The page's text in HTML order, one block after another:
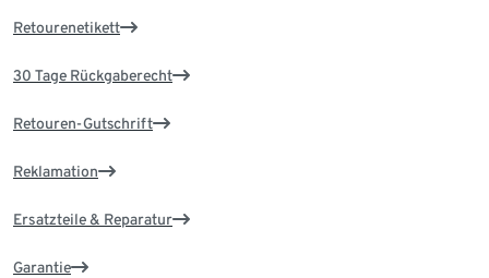
Retourenetikett
30 Tage Rückgaberecht
Retouren-Gutschrift
Reklamation
Ersatzteile & Reparatur
Garantie